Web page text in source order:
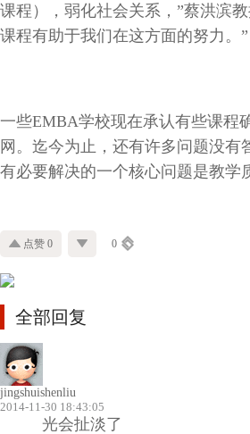
课程），弱化社会关系，”蔡洪滨
课程有助于我们在这方面的努力。”
一些EMBA学校现在承认有些课程
网。迄今为止，还有许多问题没有
有必要解决的一个核心问题是教学
点赞 0 0
全部回复
jingshuishenliu
2014-11-30 18:43:05
光会扯淡了